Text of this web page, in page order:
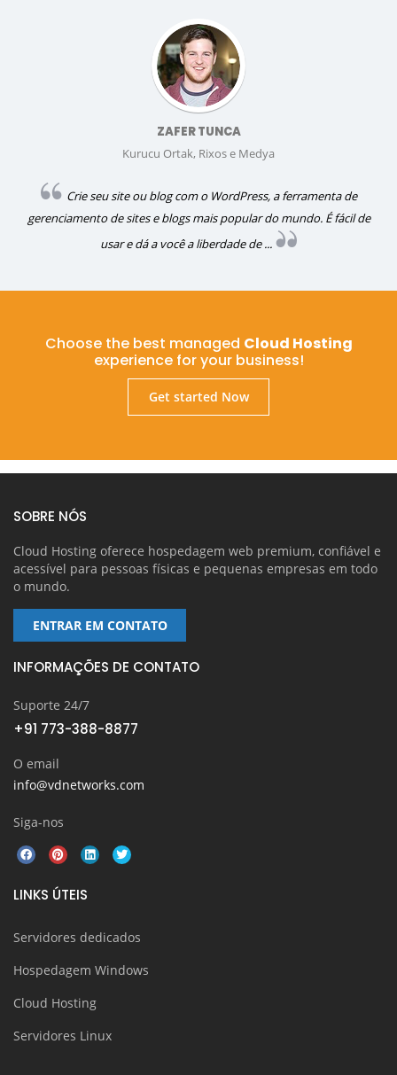
ZAFER TUNCA
Kurucu Ortak, Rixos e Medya
Crie seu site ou blog com o WordPress, a ferramenta de
gerenciamento de sites e blogs mais popular do mundo. É fácil de
usar e dá a você a liberdade de ...
Choose the best managed Cloud Hosting
experience for your business!
Get started Now
SOBRE NÓS
Cloud Hosting oferece hospedagem web premium, confiável e
acessível para pessoas físicas e pequenas empresas em todo
o mundo.
ENTRAR EM CONTATO
INFORMAÇÕES DE CONTATO
Suporte 24/7
+91 773-388-8877
O email
info@vdnetworks.com
Siga-nos
LINKS ÚTEIS
Servidores dedicados
Hospedagem Windows
Cloud Hosting
Servidores Linux